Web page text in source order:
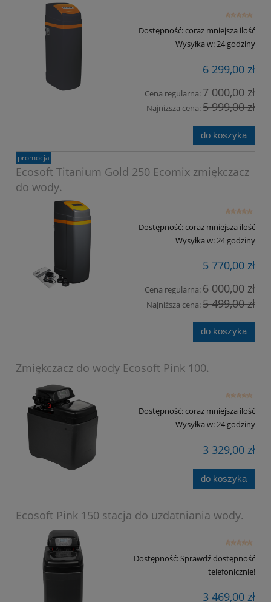
Dostępność:coraz mniejsza ilość
Wysyłka w:24 godziny
6 299,00 zł
Cena regularna:7 000,00 zł
Najniższa cena:5 999,00 zł
do koszyka
Ecosoft Titanium Gold 250 Ecomix zmiękczacz
do wody.
Dostępność:coraz mniejsza ilość
Wysyłka w:24 godziny
5 770,00 zł
Cena regularna:6 000,00 zł
Najniższa cena:5 499,00 zł
do koszyka
promocja
Zmiękczacz do wody Ecosoft Pink 100.
Dostępność:coraz mniejsza ilość
Wysyłka w:24 godziny
3 329,00 zł
do koszyka
Ecosoft Pink 150 stacja do uzdatniania wody.
Dostępność:Sprawdź dostępność
telefonicznie!
3 469,00 zł